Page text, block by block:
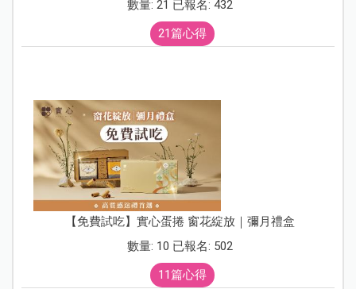
數量: 21 已報名: 432
21篇心得
【免費試吃】實心蛋捲 窗花綻放｜彌月禮盒
數量: 10 已報名: 502
11篇心得